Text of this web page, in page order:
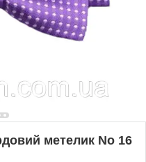
метелик No 16